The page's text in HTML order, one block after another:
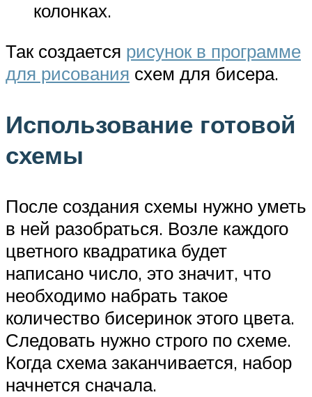
колонках.
Так создается рисунок в программе
для рисования схем для бисера.
Использование готовой
схемы
После создания схемы нужно уметь
в ней разобраться. Возле каждого
цветного квадратика будет
написано число, это значит, что
необходимо набрать такое
количество бисеринок этого цвета.
Следовать нужно строго по схеме.
Когда схема заканчивается, набор
начнется сначала.